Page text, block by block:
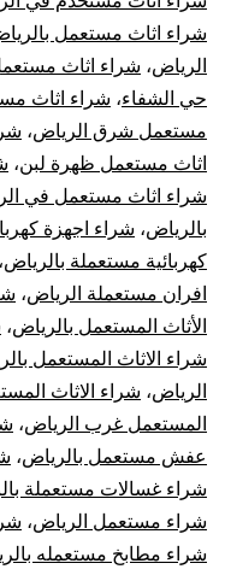
شراء اثاث مستعمل
الرياض، شراء اثاث
حي الشفاء، شراء اثاث
مستعمل شرق الرياض،
اثاث مستعمل ظهرة لبن،
شراء اثاث مستعمل في
بالرياض، شراء اجهزة
كهربائية مستعملة بالرياض،
افران مستعملة الرياض،
الأثاث المستعمل بالرياض،
شراء الاثاث المستعمل
الرياض، شراء الاثاث
المستعمل غرب الرياض،
عفش مستعمل بالرياض،
شراء غسالات مستعملة
شراء مستعمل الرياض،
شراء مطابخ مستعمله